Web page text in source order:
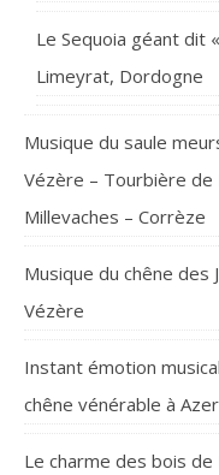
Le Sequoia géant dit
Limeyrat, Dordogne
Musique du saule
Vézère – Tourbière
Millevaches – Corrèze
Musique du chêne des
Vézère
Instant émotion
chêne vénérable à
Le charme des bois